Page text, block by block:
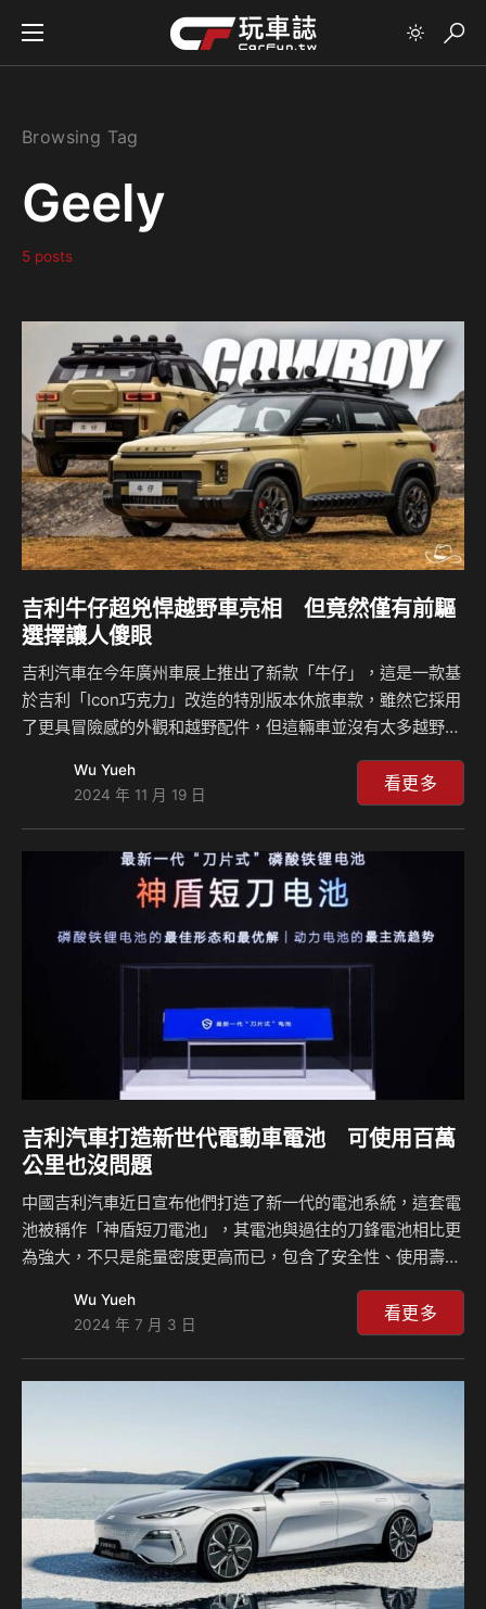
Browsing Tag
Geely
5 posts
吉利牛仔超兇悍越野車亮相 但竟然僅有前驅
選擇讓人傻眼
吉利汽車在今年廣州車展上推出了新款「牛仔」，這是一款基
於吉利「Icon巧克力」改造的特別版本休旅車款，雖然它採用
了更具冒險感的外觀和越野配件，但這輛車並沒有太多越野駕
四驅的選項，因此要進行越野活動非常困難，因此該車輛只是
一個空有越野粗獷外觀，但依舊以城市都會取向為主的假越野
車。 相比於Icon來說，吉利牛仔的外觀設計更具越野風格，
主要變化在全新的前後保險桿、厚實的側面防護板和車輪拱周
圍的大量防刮塑料妝點，車輛上方還配備了整合LED燈的車頂
了其越野氛圍，車尾部分設計別具一格，一個類似備胎…
Wu Yueh
2024 年 11 月 19 日
看更多
吉利汽車打造新世代電動車電池 可使用百萬
公里也沒問題
中國吉利汽車近日宣布他們打造了新一代的電池系統，這套電
池被稱作「神盾短刀電池」，其電池與過往的刀鋒電池相比更
為強大，不只是能量密度更高而已，包含了安全性、使用壽命
100萬公里，而且其壽命可以長達50年之久，代表著電動車輛
即便到了壽終正寢的時候，其電池還可以被拆下來持續使用。
吉利自行研發並自行生產的全新一代神盾短刀電池一樣是磷酸
因此可以提高整體電池組佈局的靈活性，而新電…
Wu Yueh
2024 年 7 月 3 日
看更多